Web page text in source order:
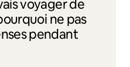
voyager de
ne pas
pendant